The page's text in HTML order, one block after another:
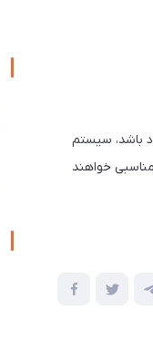
باشد، سیستم
خواهند